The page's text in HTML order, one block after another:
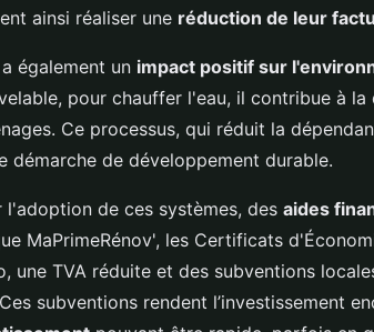
ainsi réaliser une réduction de leur
également un impact positif sur
pour chauffer l'eau, il contribue à la
Ce processus, qui réduit la
démarche de développement durable.
l'adoption de ces systèmes, des aides
MaPrimeRénov', les Certificats
une TVA réduite et des subventions
subventions rendent l’investissement